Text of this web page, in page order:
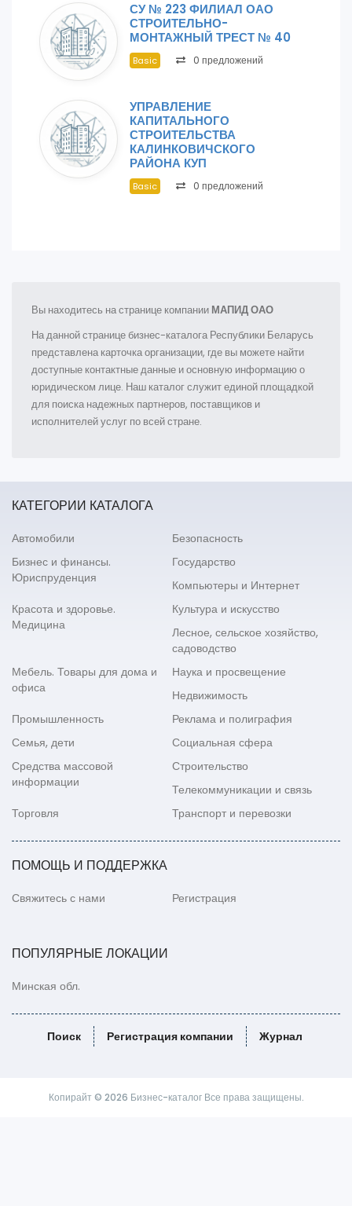
СУ № 223 ФИЛИАЛ ОАО
СТРОИТЕЛЬНО-
МОНТАЖНЫЙ ТРЕСТ № 40
Basic 0 предложений
УПРАВЛЕНИЕ
КАПИТАЛЬНОГО
СТРОИТЕЛЬСТВА
КАЛИНКОВИЧСКОГО
РАЙОНА КУП
Basic 0 предложений
Вы находитесь на странице компании МАПИД ОАО
На данной странице бизнес-каталога Республики Беларусь
представлена карточка организации, где вы можете найти
доступные контактные данные и основную информацию о
юридическом лице. Наш каталог служит единой площадкой
для поиска надежных партнеров, поставщиков и
исполнителей услуг по всей стране.
КАТЕГОРИИ КАТАЛОГА
Автомобили
Безопасность
Бизнес и финансы.
Юриспруденция
Государство
Компьютеры и Интернет
Красота и здоровье.
Медицина
Культура и искусство
Лесное, сельское хозяйство,
садоводство
Мебель. Товары для дома и
офиса
Наука и просвещение
Недвижимость
Промышленность
Реклама и полиграфия
Семья, дети
Социальная сфера
Средства массовой
информации
Строительство
Телекоммуникации и связь
Торговля
Транспорт и перевозки
ПОМОЩЬ И ПОДДЕРЖКА
Свяжитесь с нами Регистрация
ПОПУЛЯРНЫЕ ЛОКАЦИИ
Минская обл.
Поиск Регистрация компании Журнал
Копирайт © 2026 Бизнес-каталог Все права защищены.